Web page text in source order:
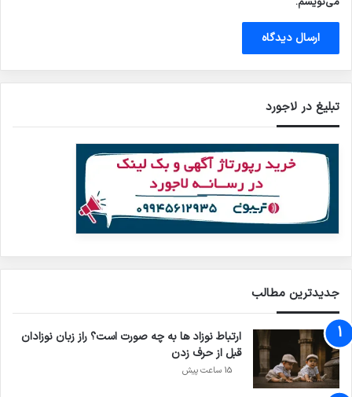
تبلیغ در لاجورد
جدیدترین مطالب
ارتباط نوزاد ها به چه صورت است؟ راز زبان نوزادان
قبل از حرف زدن
15 ساعت پیش